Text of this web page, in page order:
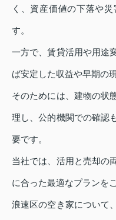
く、資産価値の下落や
す。
一方で、賃貸活用や用途
ば安定した収益や早期の
そのためには、建物の状
理し、公的機関での確認
要です。
当社では、活用と売却の
に合った最適なプランを
浪速区の空き家について